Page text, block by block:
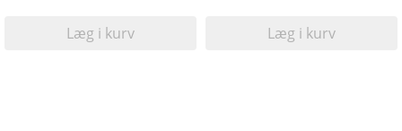
Læg i kurv Læg i kurv